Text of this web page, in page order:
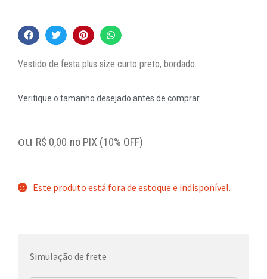
Vestido de festa plus size curto preto, bordado.
Verifique o tamanho desejado antes de comprar
ou R$ 0,00 no PIX (10% OFF)
Este produto está fora de estoque e indisponível.
Simulação de frete